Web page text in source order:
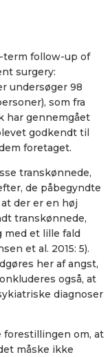
term follow-up of
surgery:
undersøger 98
som fra
har gennemgået
godkendt til
foretaget.
transkønnede,
de påbegyndte
der er en høj
transkønnede,
med et lille fald
et al. 2015: 5).
her af angst,
også, at
diagnoser
forestillingen om, at
måske ikke